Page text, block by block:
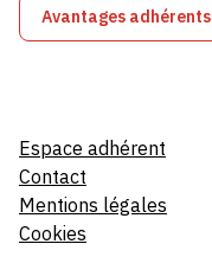
Avantages adhérents
Espace adhérent
Contact
Mentions légales
Cookies